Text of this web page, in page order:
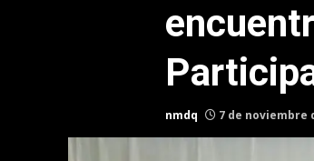
nmdq 7 de noviembre